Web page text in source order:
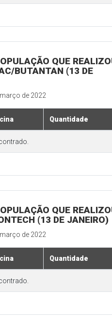
QUE
BUTANTAN (13 DE
de 2022
Quantidade
QUE
(13 DE JANEIRO)
de 2022
Quantidade